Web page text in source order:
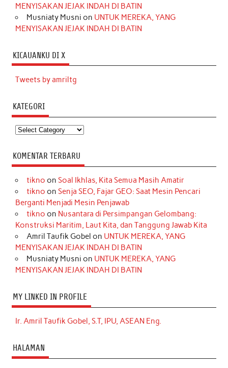
MENYISAKAN JEJAK INDAH DI BATIN
Musniaty Musni on UNTUK MEREKA, YANG
MENYISAKAN JEJAK INDAH DI BATIN
KICAUANKU DI X
Tweets by amriltg
KATEGORI
Kategori
KOMENTAR TERBARU
tikno on Soal Ikhlas, Kita Semua Masih Amatir
tikno on Senja SEO, Fajar GEO: Saat Mesin Pencari
Berganti Menjadi Mesin Penjawab
tikno on Nusantara di Persimpangan Gelombang:
Konstruksi Maritim, Laut Kita, dan Tanggung Jawab Kita
Amril Taufik Gobel on UNTUK MEREKA, YANG
MENYISAKAN JEJAK INDAH DI BATIN
Musniaty Musni on UNTUK MEREKA, YANG
MENYISAKAN JEJAK INDAH DI BATIN
MY LINKED IN PROFILE
Ir. Amril Taufik Gobel, S.T, IPU, ASEAN Eng.
HALAMAN